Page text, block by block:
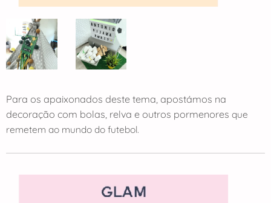
Para os apaixonados deste tema, apostámos na
decoração com bolas, relva e outros pormenores que
remetem ao mundo do futebol.